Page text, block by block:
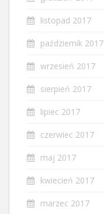
listopad 2017
październik 2017
wrzesień 2017
sierpień 2017
lipiec 2017
czerwiec 2017
maj 2017
kwiecień 2017
marzec 2017